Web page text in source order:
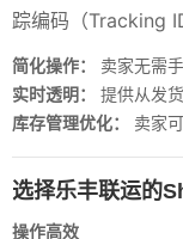
踪编码（Tracking
简化操作：
卖家无需
实时透明：
提供从发
库存管理优化：
卖家
选择乐丰联运的
操作高效